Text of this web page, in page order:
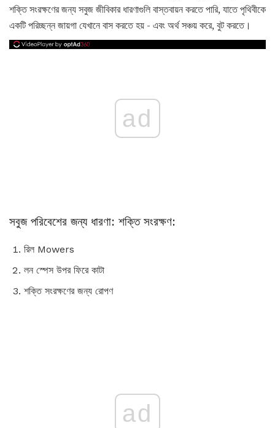
শক্তি সংরক্ষণের জন্য সবুজ জীবিকার ধারণাগুলি বাস্তবায়ন করতে পারি, যাতে পৃথিবীকে
একটি পরিচ্ছন্ন জায়গা যেখানে বাস করতে হয় - এবং অর্থ সঞ্চয় করে, বুট করতে।
ad
সবুজ পরিবেশের জন্য ধারণা: শক্তি সংরক্ষণ:
রিল Mowers
লন স্পেস উপর ফিরে কাটা
শক্তি সংরক্ষণের জন্য রোপণ
ad